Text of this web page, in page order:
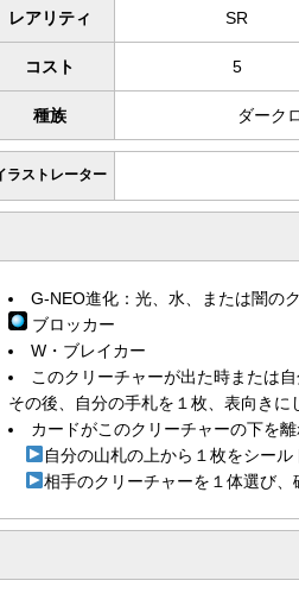
レアリティ SR
コスト 5
種族 ダーク
ラストレーター
G-NEO進化：光、水、または闇の
ブロッカー
W・ブレイカー
このクリーチャーが出た時または
その後、自分の手札を１枚、表向きに
カードがこのクリーチャーの下を
自分の山札の上から１枚をシール
相手のクリーチャーを１体選び、